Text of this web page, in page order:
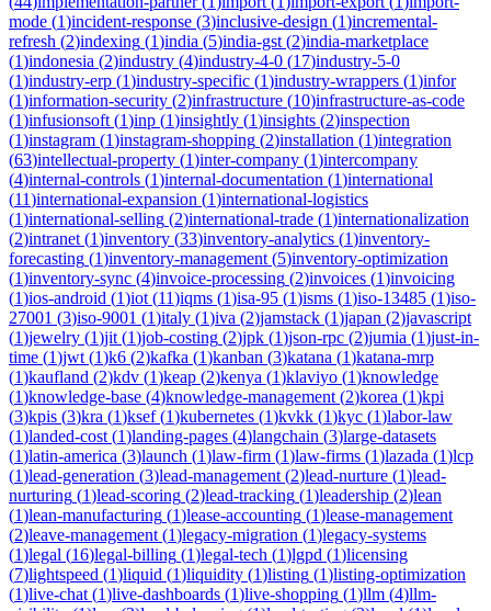
mode (1)incident-response (3)inclusive-design (1)incremental-
refresh (2)indexing (1)india (5)india-gst (2)india-marketplace
(1)indonesia (2)industry (4)industry-4-0 (17)industry-5-0
(1)industry-erp (1)industry-specific (1)industry-wrappers (1)infor
(1)information-security (2)infrastructure (10)infrastructure-as-code
(1)infusionsoft (1)inp (1)insightly (1)insights (2)inspection
(1)instagram (1)instagram-shopping (2)installation (1)integration
(63)intellectual-property (1)inter-company (1)intercompany
(4)internal-controls (1)internal-documentation (1)international
(11)international-expansion (1)international-logistics
(1)international-selling (2)international-trade (1)internationalization
(2)intranet (1)inventory (33)inventory-analytics (1)inventory-
forecasting (1)inventory-management (5)inventory-optimization
(1)inventory-sync (4)invoice-processing (2)invoices (1)invoicing
(1)ios-android (1)iot (11)iqms (1)isa-95 (1)isms (1)iso-13485 (1)iso-
27001 (3)iso-9001 (1)italy (1)iva (2)jamstack (1)japan (2)javascript
(1)jewelry (1)jit (1)job-costing (2)jpk (1)json-rpc (2)jumia (1)just-in-
time (1)jwt (1)k6 (2)kafka (1)kanban (3)katana (1)katana-mrp
(1)kaufland (2)kdv (1)keap (2)kenya (1)klaviyo (1)knowledge
(1)knowledge-base (4)knowledge-management (2)korea (1)kpi
(3)kpis (3)kra (1)ksef(1)kubernetes (1)kvkk (1)kyc (1)labor-law
(1)landed-cost (1)landing-pages (4)langchain (3)large-datasets
(1)latin-america (3)launch (1)law-firm (1)law-firms (1)lazada (1)lcp
(1)lead-generation (3)lead-management (2)lead-nurture (1)lead-
nurturing (1)lead-scoring (2)lead-tracking (1)leadership (2)lean
(1)lean-manufacturing (1)lease-accounting (1)lease-management
(2)leave-management (1)legacy-migration (1)legacy-systems
(1)legal (16)legal-billing (1)legal-tech (1)lgpd (1)licensing
(7)lightspeed (1)liquid (1)liquidity (1)listing (1)listing-optimization
(1)live-chat (1)live-dashboards (1)live-shopping (1)llm (4)llm-